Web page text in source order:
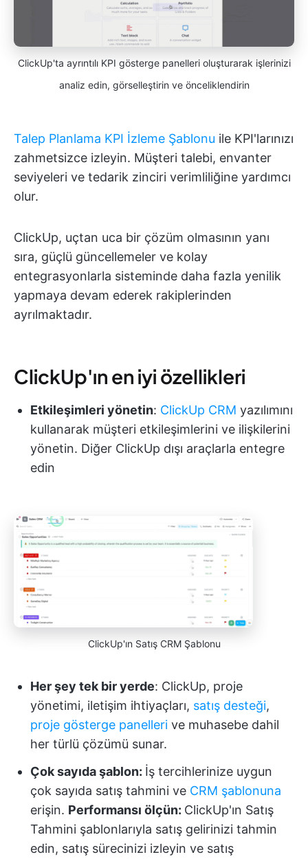
ClickUp'ta ayrıntılı KPI gösterge panelleri oluşturarak işlerinizi
analiz edin, görselleştirin ve önceliklendirin
Talep Planlama KPI İzleme Şablonu ile KPI'larınızı
zahmetsizce izleyin. Müşteri talebi, envanter
seviyeleri ve tedarik zinciri verimliliğine yardımcı
olur.
ClickUp, uçtan uca bir çözüm olmasının yanı
sıra, güçlü güncellemeler ve kolay
entegrasyonlarla sisteminde daha fazla yenilik
yapmaya devam ederek rakiplerinden
ayrılmaktadır.
ClickUp'ın en iyi özellikleri
Etkileşimleri yönetin: ClickUp CRM yazılımını
kullanarak müşteri etkileşimlerini ve ilişkilerini
yönetin. Diğer ClickUp dışı araçlarla entegre
edin
ClickUp'ın Satış CRM Şablonu
Her şey tek bir yerde: ClickUp, proje
yönetimi, iletişim ihtiyaçları, satış desteği,
proje gösterge panelleri ve muhasebe dahil
her türlü çözümü sunar.
Çok sayıda şablon: İş tercihlerinize uygun
çok sayıda satış tahmini ve CRM şablonuna
erişin. Performansı ölçün: ClickUp'ın Satış
Tahmini şablonlarıyla satış gelirinizi tahmin
edin, satış sürecinizi izleyin ve satış